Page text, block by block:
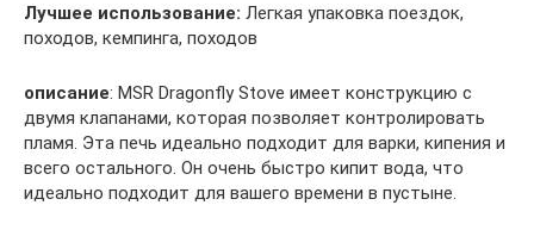
Лучшее использование: Легкая упаковка поездок,
походов, кемпинга, походов
описание: MSR Dragonfly Stove имеет конструкцию с
двумя клапанами, которая позволяет контролировать
пламя. Эта печь идеально подходит для варки, кипения и
всего остального. Он очень быстро кипит вода, что
идеально подходит для вашего времени в пустыне.